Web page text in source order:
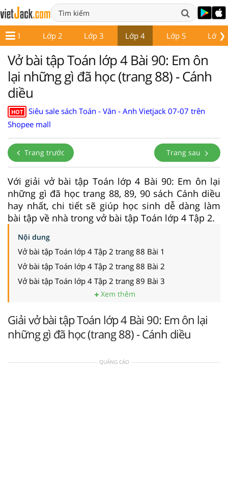
❯
Lớp 1 Lớp 2 Lớp 3 Lớp 4 Lớp 5 Lớp 6
Vở bài tập Toán lớp 4 Bài 90: Em ôn
lại những gì đã học (trang 88) - Cánh
diều
HOT
Siêu sale sách Toán - Văn - Anh Vietjack 07-07 trên
Shopee mall
Trang trước Trang sau
Với giải vở bài tập Toán lớp 4 Bài 90: Em ôn lại
những gì đã học trang 88, 89, 90 sách Cánh diều
hay nhất, chi tiết sẽ giúp học sinh dễ dàng làm
bài tập về nhà trong vở bài tập Toán lớp 4 Tập 2.
Nội dung
Vở bài tập Toán lớp 4 Tập 2 trang 88 Bài 1
Vở bài tập Toán lớp 4 Tập 2 trang 88 Bài 2
Vở bài tập Toán lớp 4 Tập 2 trang 89 Bài 3
Xem thêm
Giải vở bài tập Toán lớp 4 Bài 90: Em ôn lại
những gì đã học (trang 88) - Cánh diều
QUẢNG CÁO